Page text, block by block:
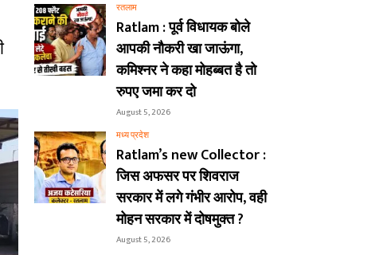
रतलाम
Ratlam : पूर्व विधायक बोले
आपकी नौकरी खा जाऊंगा,
कमिश्नर ने कहा मोहब्बत है तो
रुपए जमा कर दो
August 5, 2026
मध्य प्रदेश
Ratlam’s new Collector :
जिस अफसर पर शिवराज
सरकार में लगे गंभीर आरोप, वही
मोहन सरकार में दोषमुक्त ?
August 5, 2026